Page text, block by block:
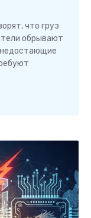
что груз
обрывают
недостающие